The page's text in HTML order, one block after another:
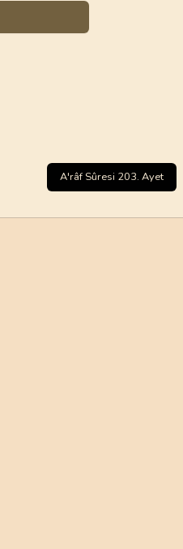
A'râf Sûresi 203. Ayet